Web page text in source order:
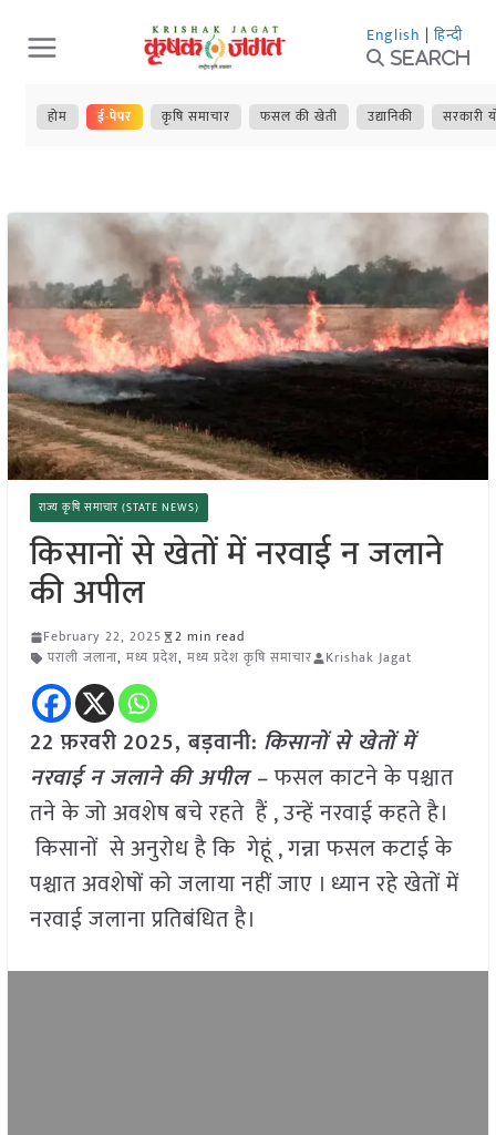
Skip
to
content
English | हिन्दी
Search
होम ई-पेपर कृषि समाचार फसल की खेती उद्यानिकी सरकारी
राज्य कृषि समाचार (STATE NEWS)
किसानों से खेतों में नरवाई न जलाने
की अपील
February 22, 2025
2 min read
पराली जलाना, मध्य प्रदेश, मध्य प्रदेश कृषि समाचार Krishak Jagat
22 फ़रवरी2025,बड़वानी: किसानों से खेतों में
नरवाई न जलाने की अपील –फसल काटने के पश्चात
तने के जो अवशेष बचे रहते हैं , उन्हें नरवाई कहते है।
किसानों से अनुरोध है कि गेहूं , गन्ना फसल कटाई के
पश्चात अवशेषों को जलाया नहीं जाए । ध्यान रहे खेतों में
नरवाई जलाना प्रतिबंधित है।